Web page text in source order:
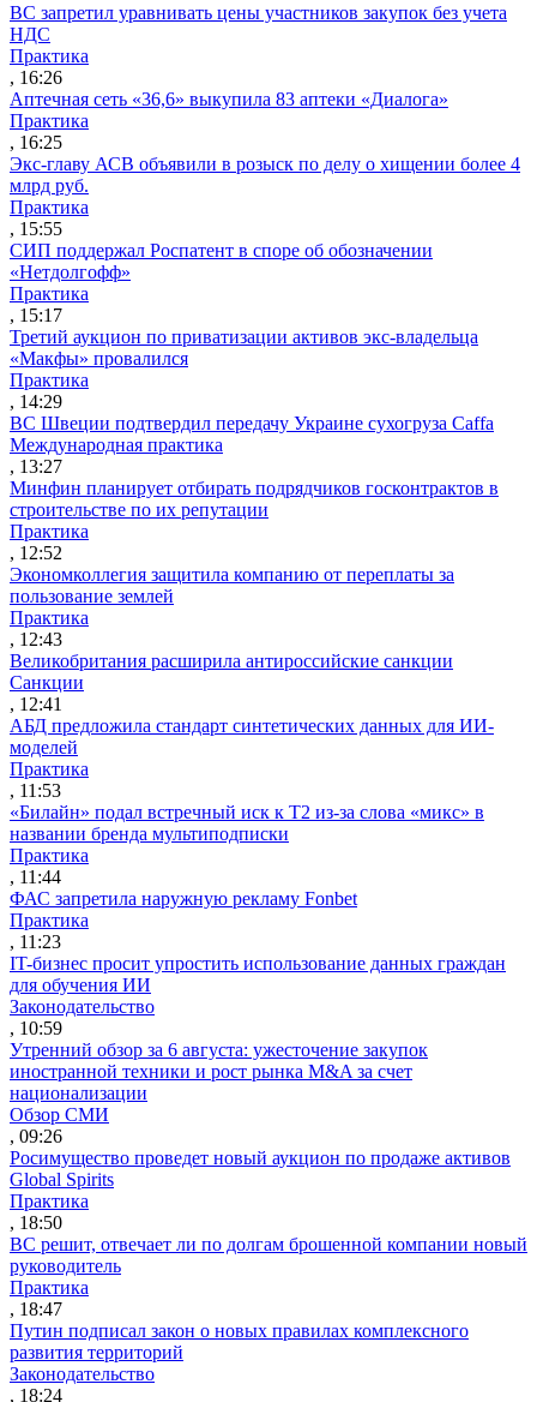
ВС запретил уравнивать цены участников закупок без учета
НДС
Практика
, 16:26
Аптечная сеть «36,6» выкупила 83 аптеки «Диалога»
Практика
, 16:25
Экс-главу АСВ объявили в розыск по делу о хищении более 4
млрд руб.
Практика
, 15:55
СИП поддержал Роспатент в споре об обозначении
«Нетдолгофф»
Практика
, 15:17
Третий аукцион по приватизации активов экс-владельца
«Макфы» провалился
Практика
, 14:29
ВС Швеции подтвердил передачу Украине сухогруза Caffa
Международная практика
, 13:27
Минфин планирует отбирать подрядчиков госконтрактов в
строительстве по их репутации
Практика
, 12:52
Экономколлегия защитила компанию от переплаты за
пользование землей
Практика
, 12:43
Великобритания расширила антироссийские санкции
Санкции
, 12:41
АБД предложила стандарт синтетических данных для ИИ-
моделей
Практика
, 11:53
«Билайн» подал встречный иск к Т2 из-за слова «микс» в
названии бренда мультиподписки
Практика
, 11:44
ФАС запретила наружную рекламу Fonbet
Практика
, 11:23
IT-бизнес просит упростить использование данных граждан
для обучения ИИ
Законодательство
, 10:59
Утренний обзор за 6 августа: ужесточение закупок
иностранной техники и рост рынка M&A за счет
национализации
Обзор СМИ
, 09:26
Росимущество проведет новый аукцион по продаже активов
Global Spirits
Практика
, 18:50
ВС решит, отвечает ли по долгам брошенной компании новый
руководитель
Практика
, 18:47
Путин подписал закон о новых правилах комплексного
развития территорий
Законодательство
, 18:24